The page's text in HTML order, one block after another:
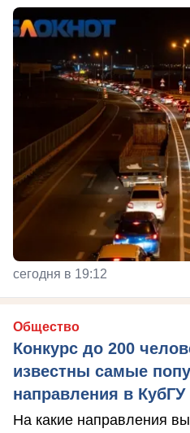
сегодня в 19:12
Общество
Конкурс до 200
известны самые
направления в КубГУ
На какие направления